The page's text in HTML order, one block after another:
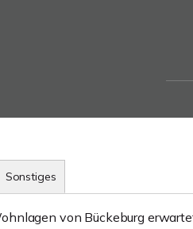
Sonstiges
von Bückeburg